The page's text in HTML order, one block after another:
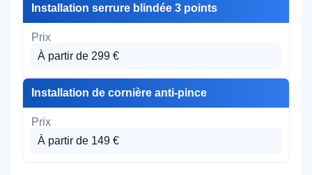
Installation serrure blindée 3 points
À partir de 299 €
Installation de cornière anti-pince
À partir de 149 €